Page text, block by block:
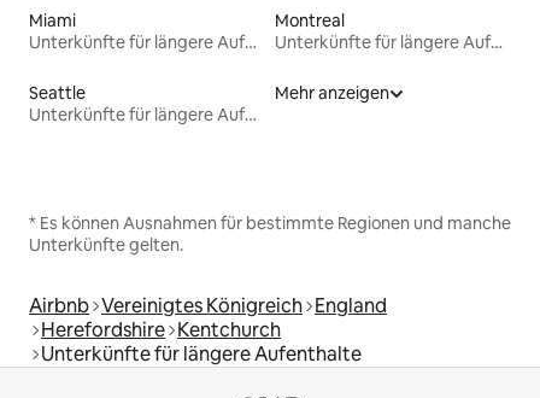
Miami
Unterkünfte für längere Aufenthalte
Montreal
Unterkünfte für längere Aufenthalte
Seattle
Unterkünfte für längere Aufenthalte
Mehr anzeigen
* Es können Ausnahmen für bestimmte Regionen und manche
Unterkünfte gelten.
Airbnb Vereinigtes Königreich England
Herefordshire Kentchurch
Unterkünfte für längere Aufenthalte